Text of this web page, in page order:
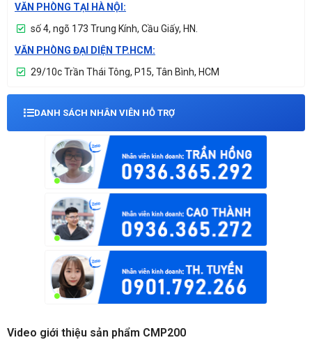
VĂN PHÒNG TẠI HÀ NỘI:
số 4, ngõ 173 Trung Kính, Cầu Giấy, HN.
VĂN PHÒNG ĐẠI DIỆN TP.HCM:
29/10c Trần Thái Tông, P15, Tân Bình, HCM
DANH SÁCH NHÂN VIÊN HỖ TRỢ
Video giới thiệu sản phẩm CMP200